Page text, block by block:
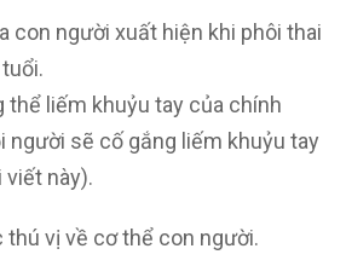
con người xuất hiện khi phôi thai
thể liếm khuỷu tay của chính
người sẽ cố gắng liếm khuỷu tay
viết này).